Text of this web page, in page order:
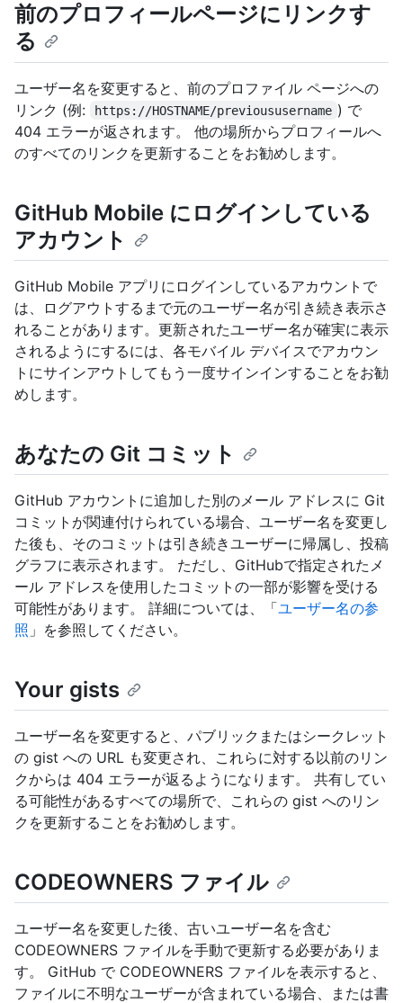
前のプロフィールページにリンクす
る
ユーザー名を変更すると、前のプロファイル ページへの
リンク (例:
https://HOSTNAME/previoususername ) で
404 エラーが返されます。 他の場所からプロフィールへ
のすべてのリンクを更新することをお勧めします。
GitHub Mobile にログインしている
アカウント
GitHub Mobile アプリにログインしているアカウントで
は、ログアウトするまで元のユーザー名が引き続き表示さ
れることがあります。更新されたユーザー名が確実に表示
されるようにするには、各モバイル デバイスでアカウン
トにサインアウトしてもう一度サインインすることをお勧
めします。
あなたの Git コミット
GitHub アカウントに追加した別のメール アドレスに Git
コミットが関連付けられている場合、ユーザー名を変更し
た後も、そのコミットは引き続きユーザーに帰属し、投稿
グラフに表示されます。 ただし、GitHubで指定されたメ
ール アドレスを使用したコミットの一部が影響を受ける
可能性があります。 詳細については、「ユーザー名の参
照 」を参照してください。
Your gists
ユーザー名を変更すると、パブリックまたはシークレット
の gist への URL も変更され、これらに対する以前のリン
クからは 404 エラーが返るようになります。 共有してい
る可能性があるすべての場所で、これらの gist へのリン
クを更新することをお勧めします。
CODEOWNERS ファイル
ユーザー名を変更した後、古いユーザー名を含む
CODEOWNERS ファイルを手動で更新する必要がありま
す。 GitHub で CODEOWNERS ファイルを表示すると、
ファイルに不明なユーザーが含まれている場合、または書